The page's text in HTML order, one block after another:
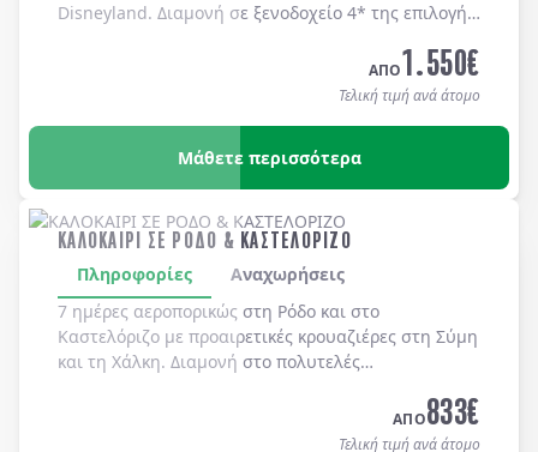
Disneyland. Διαμονή σε ξενοδοχείo 4* της επιλογής
ΑΠΟ1.550€
Τελική τιμή ανά άτομο
Μάθετε περισσότερα
ΚΑΛΟΚΑΙΡΙ ΣΕ ΡΟΔΟ & ΚΑΣΤΕΛΟΡΙΖΟ
Πληροφορίες
Αναχωρήσεις
7 ημέρες αεροπορικώς στη Ρόδο και στο
Καστελόριζο με προαιρετικές κρουαζιέρες στη Σύμη
και τη Χάλκη. Διαμονή στο πολυτελές
(ημιδιατροφή).
ΑΠΟ833€
Τελική τιμή ανά άτομο